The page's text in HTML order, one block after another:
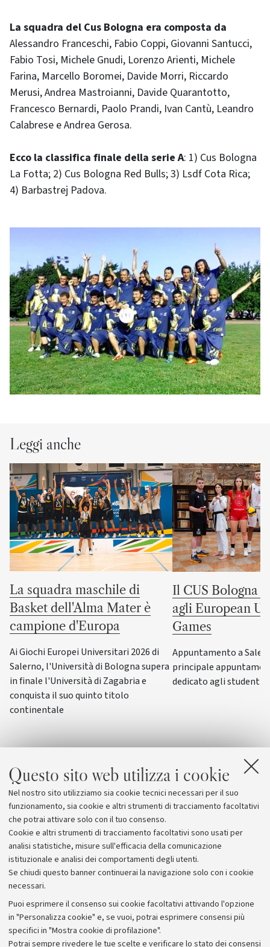
Questo sito web utilizza i cookie
Nel nostro sito utilizziamo sia cookie tecnici necessari per il suo
funzionamento, sia cookie e altri strumenti di tracciamento facoltativi
che potrai attivare solo con il tuo consenso.
Cookie e altri strumenti di tracciamento facoltativi sono usati per
analisi statistiche, misure sull'efficacia della comunicazione
istituzionale e analisi dei comportamenti degli utenti.
Se chiudi questo banner continuerai la navigazione solo con i cookie
necessari.
Puoi esprimere il consenso sui cookie facoltativi attivando l'opzione
in "Personalizza cookie" e, se vuoi, potrai esprimere consensi più
specifici in "Mostra cookie di profilazione".
Potrai sempre rivedere le tue scelte e verificare lo stato dei consensi
La squadra del Cus Bologna era composta da
Alessandro Franceschi, Fabio Coppi, Giovanni Santucci,
Fabio Tosi, Michele Gnudi, Lorenzo Arienti, Michele
Farina, Marcello Boromei, Davide Morri, Riccardo
Merusi, Andrea Mastroianni, Davide Quarantotto,
Francesco Bernardi, Paolo Prandi, Ivan Cantù, Leandro
Calabrese e Andrea Gerosa.
Ecco la classifica finale della serie A: 1) Cus Bologna
La Fotta; 2) Cus Bologna Red Bulls; 3) Lsdf Cota Rica;
4) Barbastrej Padova.
Leggi anche
La squadra maschile di
Basket dell'Alma Mater è
campione d'Europa
Ai Giochi Europei Universitari 2026 di
Salerno, l'Università di Bologna supera
in finale l'Università di Zagabria e
conquista il suo quinto titolo
continentale
Il CUS Bologna
agli European
Games
Appuntamento a
principale
dedicato agli
Archivio
Comunicati stampa
Redazione